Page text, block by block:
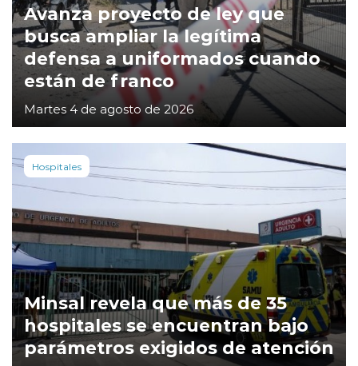
Avanza proyecto de ley que
busca ampliar la legítima
defensa a uniformados cuando
están de franco
Martes 4 de agosto de 2026
Hospitales
Minsal revela que más de 35
hospitales se encuentran bajo
parámetros exigidos de atención